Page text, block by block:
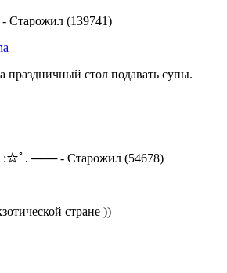
- Старожил (139741)
праздничный стол подавать супы.
:☆ﾟ. ─── - Старожил (54678)
стране ))